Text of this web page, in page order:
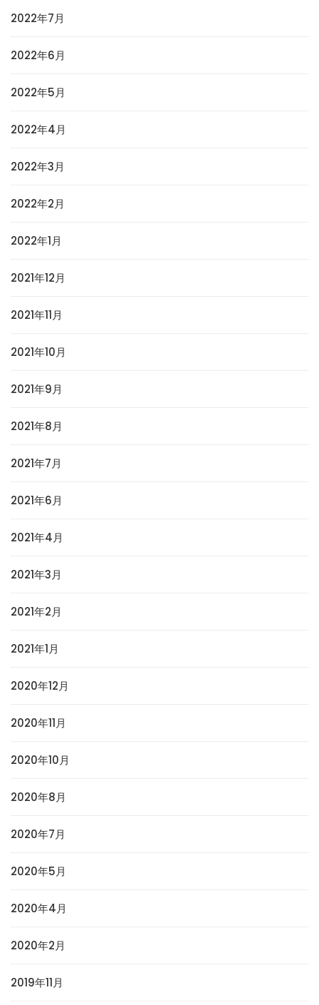
2022年7月
2022年6月
2022年5月
2022年4月
2022年3月
2022年2月
2022年1月
2021年12月
2021年11月
2021年10月
2021年9月
2021年8月
2021年7月
2021年6月
2021年4月
2021年3月
2021年2月
2021年1月
2020年12月
2020年11月
2020年10月
2020年8月
2020年7月
2020年5月
2020年4月
2020年2月
2019年11月